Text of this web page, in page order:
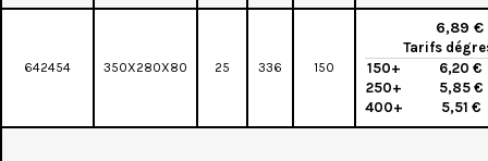
642454 350X280X80 25 336 150
6,89 €
Tarifs
150+
6,20 €
250+
5,85 €
400+
5,51 €